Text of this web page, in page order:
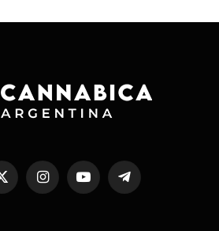
X
(Twitter)
InstagramYouTubeTelegram